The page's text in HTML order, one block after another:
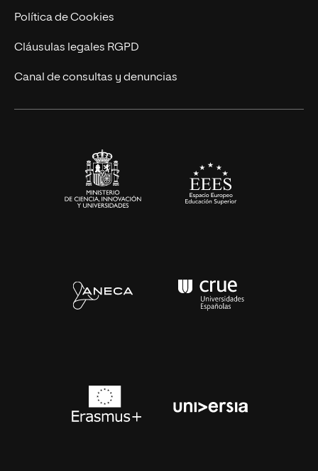
Cursos Universitarios
Actualidad
UNIR Revista
Eventos
Política de Cookies
Cláusulas legales RGPD
Canal de consultas y denuncias